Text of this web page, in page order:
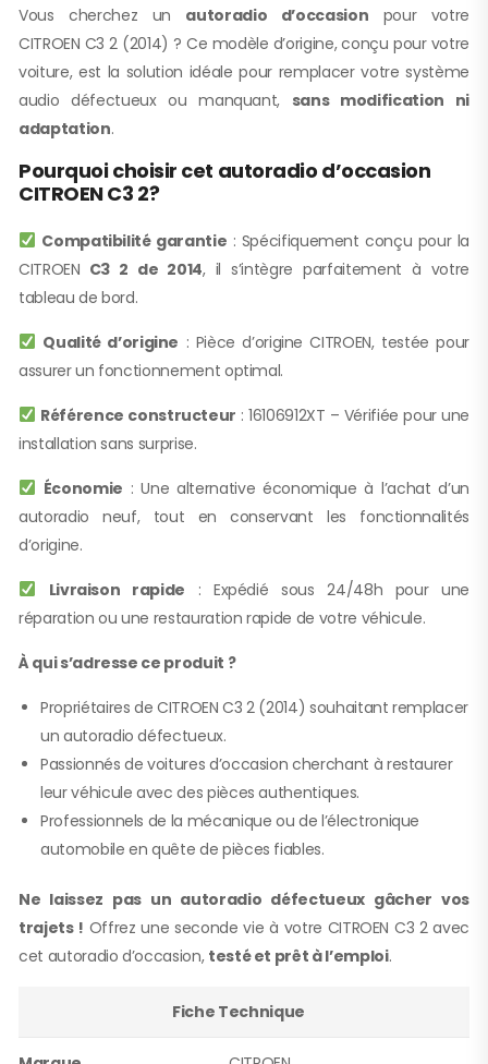
Vous cherchez un autoradio d’occasion pour votre
CITROEN C3 2 (2014) ? Ce modèle d’origine, conçu pour votre
voiture, est la solution idéale pour remplacer votre système
audio défectueux ou manquant, sans modification ni
adaptation.
Pourquoi choisir cet autoradio d’occasion
CITROEN C3 2?
Compatibilité garantie : Spécifiquement conçu pour la
CITROEN C3 2 de 2014, il s’intègre parfaitement à votre
tableau de bord.
Qualité d’origine : Pièce d’origine CITROEN, testée pour
assurer un fonctionnement optimal.
Référence constructeur : 16106912XT – Vérifiée pour une
installation sans surprise.
Économie : Une alternative économique à l’achat d’un
autoradio neuf, tout en conservant les fonctionnalités
d’origine.
Livraison rapide : Expédié sous 24/48h pour une
réparation ou une restauration rapide de votre véhicule.
À qui s’adresse ce produit ?
Propriétaires de CITROEN C3 2 (2014) souhaitant remplacer
un autoradio défectueux.
Passionnés de voitures d’occasion cherchant à restaurer
leur véhicule avec des pièces authentiques.
Professionnels de la mécanique ou de l’électronique
automobile en quête de pièces fiables.
Ne laissez pas un autoradio défectueux gâcher vos
trajets ! Offrez une seconde vie à votre CITROEN C3 2 avec
cet autoradio d’occasion, testé et prêt à l’emploi.
Fiche Technique